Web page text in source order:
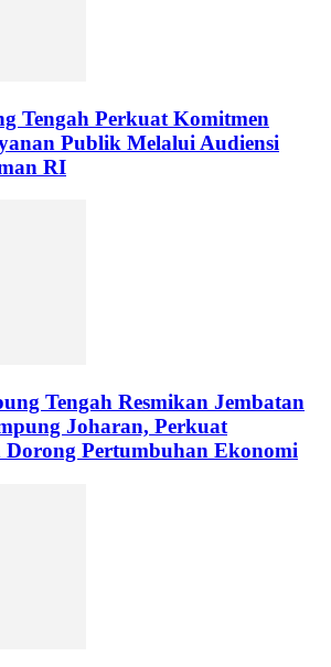
Tengah Perkuat Komitmen
Publik Melalui Audiensi
RI
Tengah Resmikan Jembatan
Joharan, Perkuat
Pertumbuhan Ekonomi